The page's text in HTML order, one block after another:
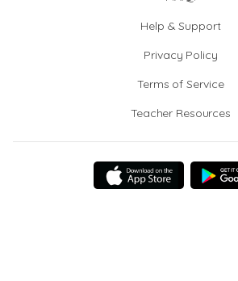
Help & Support
Privacy Policy
Terms of Service
Teacher Resources